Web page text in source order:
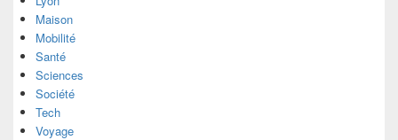
Maison
Mobilité
Santé
Sciences
Société
Tech
Voyage